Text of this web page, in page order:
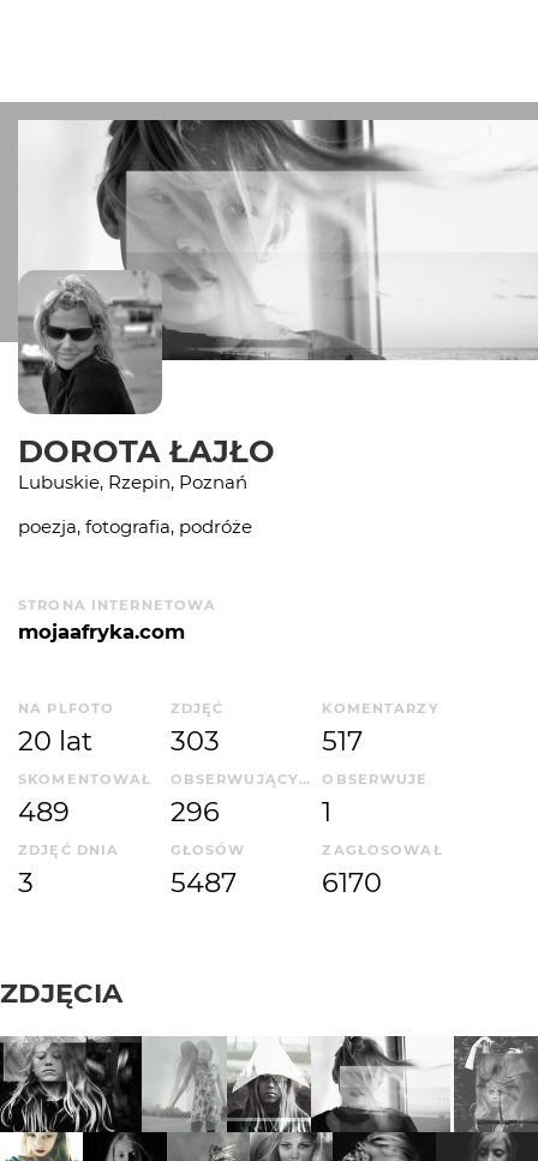
DOROTA ŁAJŁO
Lubuskie, Rzepin, Poznań
poezja, fotografia, podróże
STRONA INTERNETOWA
mojaafryka.com
NA PLFOTO
20 lat
ZDJĘĆ
303
KOMENTARZY
517
SKOMENTOWAŁ
489
OBSERWUJĄCYCH
296
OBSERWUJE
1
ZDJĘĆ DNIA
3
GŁOSÓW
5487
ZAGŁOSOWAŁ
6170
ZDJĘCIA